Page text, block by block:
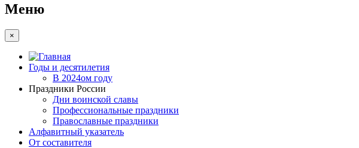
Меню
×
Годы и десятилетия
В 2024ом году
Праздники России
Дни воинской славы
Профессиональные праздники
Православные праздники
Алфавитный указатель
От составителя